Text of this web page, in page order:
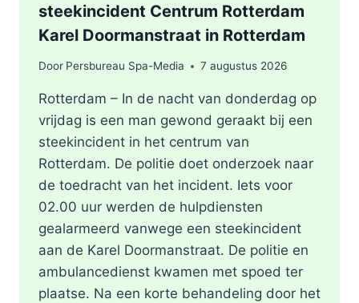
steekincident Centrum Rotterdam
Karel Doormanstraat in Rotterdam
Door Persbureau Spa-Media 7 augustus 2026
Rotterdam – In de nacht van donderdag op
vrijdag is een man gewond geraakt bij een
steekincident in het centrum van
Rotterdam. De politie doet onderzoek naar
de toedracht van het incident. Iets voor
02.00 uur werden de hulpdiensten
gealarmeerd vanwege een steekincident
aan de Karel Doormanstraat. De politie en
ambulancedienst kwamen met spoed ter
plaatse. Na een korte behandeling door het